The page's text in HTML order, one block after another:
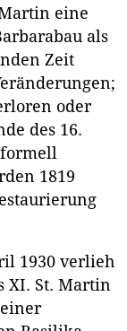
eine
als
Zeit
oder
des 16.
1819
1930 verlieh
XI. St. Martin